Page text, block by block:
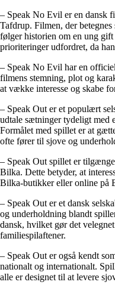
– Speak No Evil er en dansk
Tafdrup. Filmen, der
følger historien om en ung
prioriteringer udfordret, da
– Speak No Evil har en
filmens stemning, plot og
at vække interesse og skabe
– Speak Out er et populært
udtale sætninger tydeligt med
Formålet med spillet er at
ofte fører til sjove og
– Speak Out spillet er
Bilka. Dette betyder, at
Bilka-butikker eller online på
– Speak Out er et dansk
og underholdning blandt
dansk, hvilket gør det
familiespilaftener.
– Speak Out er også kendt
nationalt og internationalt.
alle er designet til at levere